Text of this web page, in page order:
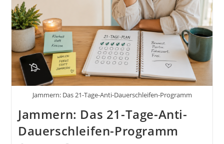
Jammern: Das 21-Tage-Anti-Dauerschleifen-Programm
Jammern: Das 21-Tage-Anti-
Dauerschleifen-Programm